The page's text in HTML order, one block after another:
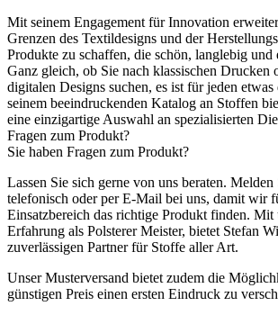
Mit seinem Engagement für Innovation
Grenzen des Textildesigns und der
Produkte zu schaffen, die schön, langlebig
Ganz gleich, ob Sie nach klassischen Drucken
digitalen Designs suchen, es ist für jeden
seinem beeindruckenden Katalog an Stoffen
eine einzigartige Auswahl an spezialisierten
Fragen zum Produkt?
Sie haben Fragen zum Produkt?
Lassen Sie sich gerne von uns beraten. Melden
telefonisch oder per E-Mail bei uns, damit wir
Einsatzbereich das richtige Produkt finden. Mit
Erfahrung als Polsterer Meister, bietet Stefan
zuverlässigen Partner für Stoffe aller Art.
Unser Musterversand bietet zudem die
günstigen Preis einen ersten Eindruck zu